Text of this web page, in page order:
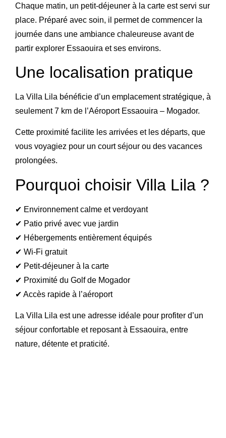
Chaque matin, un petit-déjeuner à la carte est servi sur
place. Préparé avec soin, il permet de commencer la
journée dans une ambiance chaleureuse avant de
partir explorer Essaouira et ses environs.
Une localisation pratique
La Villa Lila bénéficie d’un emplacement stratégique, à
seulement 7 km de l’Aéroport Essaouira – Mogador.
Cette proximité facilite les arrivées et les départs, que
vous voyagiez pour un court séjour ou des vacances
prolongées.
Pourquoi choisir Villa Lila ?
✔ Environnement calme et verdoyant
✔ Patio privé avec vue jardin
✔ Hébergements entièrement équipés
✔ Wi-Fi gratuit
✔ Petit-déjeuner à la carte
✔ Proximité du Golf de Mogador
✔ Accès rapide à l’aéroport
La Villa Lila est une adresse idéale pour profiter d’un
séjour confortable et reposant à Essaouira, entre
nature, détente et praticité.